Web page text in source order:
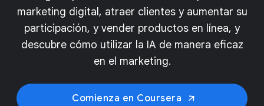
marketing digital, atraer clientes y aumentar su
participación, y vender productos en línea, y
descubre cómo utilizar la IA de manera eficaz
en el marketing.
Comienza en Coursera